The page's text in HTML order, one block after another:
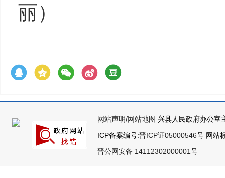
丽）
网站声明/网站地图 兴县人民政府办公室
ICP备案编号:晋ICP证05000546号 网站
晋公网安备 14112302000001号